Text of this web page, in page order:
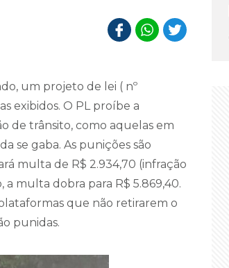
um projeto de lei ( nº
exibidos. O PL proíbe a
de trânsito, como aquelas em
se gaba. As punições são
multa de R$ 2.934,70 (infração
a multa dobra para R$ 5.869,40.
plataformas que não retirarem o
punidas.